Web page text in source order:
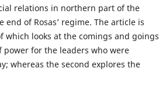
relations in northern part of the
of Rosas’ regime. The article is
looks at the comings and goings
for the leaders who were
whereas the second explores the